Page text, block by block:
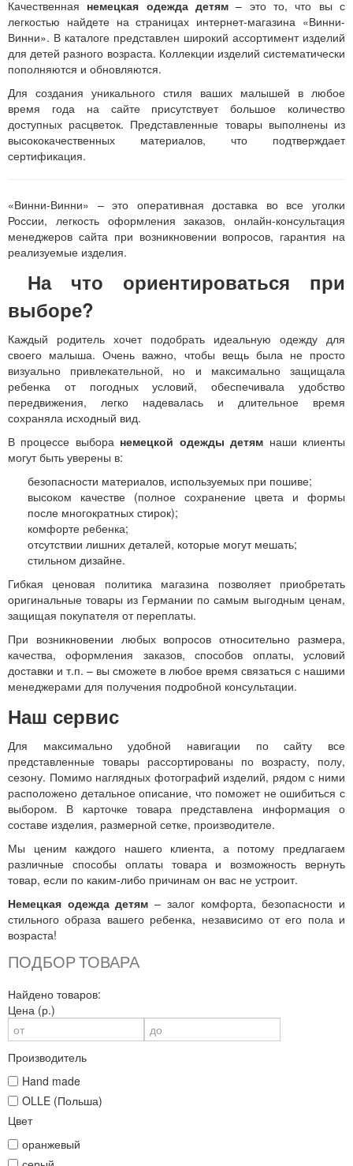
Качественная немецкая одежда детям – это то, что вы с
легкостью найдете на страницах интернет-магазина «Винни-
Винни». В каталоге представлен широкий ассортимент изделий
для детей разного возраста. Коллекции изделий систематически
пополняются и обновляются.
Для создания уникального стиля ваших малышей в любое
время года на сайте присутствует большое количество
доступных расцветок. Представленные товары выполнены из
высококачественных материалов, что подтверждает
сертификация.
«Винни-Винни» – это оперативная доставка во все уголки
России, легкость оформления заказов, онлайн-консультация
менеджеров сайта при возникновении вопросов, гарантия на
реализуемые изделия.
На что ориентироваться при
выборе?
Каждый родитель хочет подобрать идеальную одежду для
своего малыша. Очень важно, чтобы вещь была не просто
визуально привлекательной, но и максимально защищала
ребенка от погодных условий, обеспечивала удобство
передвижения, легко надевалась и длительное время
сохраняла исходный вид.
В процессе выбора немецкой одежды детям наши клиенты
могут быть уверены в:
безопасности материалов, используемых при пошиве;
высоком качестве (полное сохранение цвета и формы
после многократных стирок);
комфорте ребенка;
отсутствии лишних деталей, которые могут мешать;
стильном дизайне.
Гибкая ценовая политика магазина позволяет приобретать
оригинальные товары из Германии по самым выгодным ценам,
защищая покупателя от переплаты.
При возникновении любых вопросов относительно размера,
качества, оформления заказов, способов оплаты, условий
доставки и т.п. – вы сможете в любое время связаться с нашими
менеджерами для получения подробной консультации.
Наш сервис
Для максимально удобной навигации по сайту все
представленные товары рассортированы по возрасту, полу,
сезону. Помимо наглядных фотографий изделий, рядом с ними
расположено детальное описание, что поможет не ошибиться с
выбором. В карточке товара представлена информация о
составе изделия, размерной сетке, производителе.
Мы ценим каждого нашего клиента, а потому предлагаем
различные способы оплаты товара и возможность вернуть
товар, если по каким-либо причинам он вас не устроит.
Немецкая одежда детям – залог комфорта, безопасности и
стильного образа вашего ребенка, независимо от его пола и
возраста!
ПОДБОР ТОВАРА
Найдено товаров:
Цена (р.)
Производитель
Hand made
OLLE (Польша)
Цвет
оранжевый